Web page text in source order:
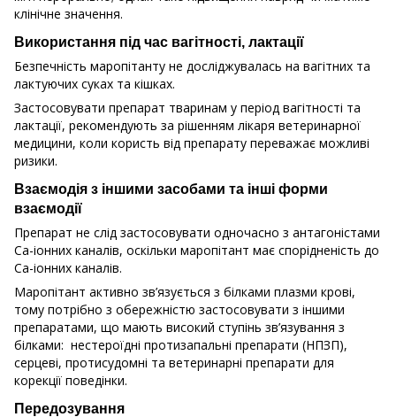
клінічне значення.
Використання під час вагітності, лактації
Безпечність маропітанту не досліджувалась на вагітних та
лактуючих суках та кішках.
Застосовувати препарат тваринам у період вагітності та
лактації, рекомендують за рішенням лікаря ветеринарної
медицини, коли користь від препарату переважає можливі
ризики.
Взаємодія з іншими засобами та інші форми
взаємодії
Препарат не слід застосовувати одночасно з антагоністами
Ca-іонних каналів, оскільки маропітант має спорідненість до
Ca-іонних каналів.
Маропітант активно зв’язується з білками плазми крові,
тому потрібно з обережністю застосовувати з іншими
препаратами, що мають високий ступінь зв’язування з
білками: нестероїдні протизапальні препарати (НПЗП),
серцеві, протисудомні та ветеринарні препарати для
корекції поведінки.
Передозування